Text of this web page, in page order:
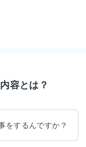
容とは？
をするんですか？